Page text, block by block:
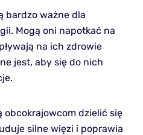
bardzo ważne dla
Mogą oni napotkać na
na ich zdrowie
jest, aby się do nich
obcokrajowcom dzielić się
silne więzi i poprawia